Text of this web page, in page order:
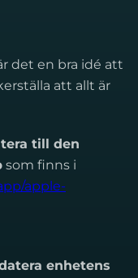
det en bra idé att
att allt är
till den
som finns i
apple-
enhetens